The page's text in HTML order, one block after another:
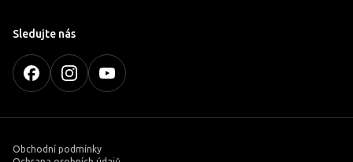
Sledujte nás
Obchodní podmínky